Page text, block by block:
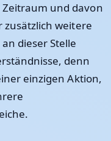
und davon
zusätzlich weitere
dieser Stelle
denn
einzigen Aktion,